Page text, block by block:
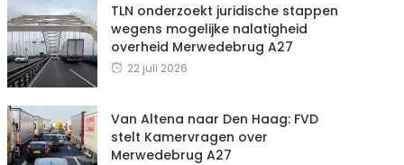
TLN onderzoekt juridische stappen
wegens mogelijke nalatigheid
overheid Merwedebrug A27
22 juli 2026
Van Altena naar Den Haag: FVD
stelt Kamervragen over
Merwedebrug A27